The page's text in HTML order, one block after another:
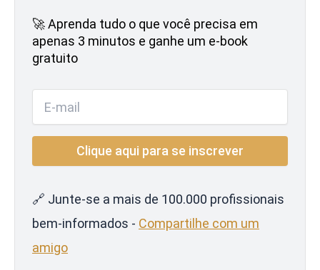
🚀 Aprenda tudo o que você precisa em
apenas 3 minutos e ganhe um e-book
gratuito
🔗 Junte-se a mais de 100.000 profissionais
bem-informados - Compartilhe com um
amigo